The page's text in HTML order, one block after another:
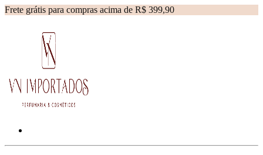
Frete grátis para compras acima de R$ 399,90